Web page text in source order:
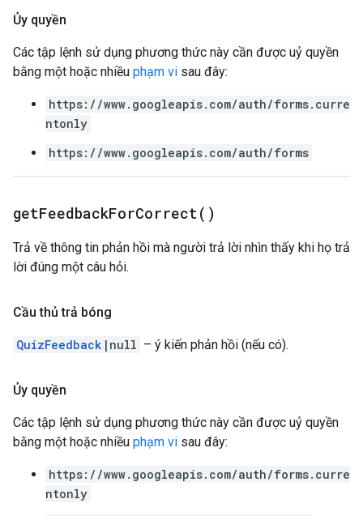
Ủy quyền
Các tập lệnh sử dụng phương thức này cần được uỷ quyền
bằng một hoặc nhiều phạm vi sau đây:
https://www.googleapis.com/auth/forms.curre
ntonly
https://www.googleapis.com/auth/forms
getFeedbackForCorrect( )
Trả về thông tin phản hồi mà người trả lời nhìn thấy khi họ trả
lời đúng một câu hỏi.
Cầu thủ trả bóng
QuizFeedback |null – ý kiến phản hồi (nếu có).
Ủy quyền
Các tập lệnh sử dụng phương thức này cần được uỷ quyền
bằng một hoặc nhiều phạm vi sau đây:
https://www.googleapis.com/auth/forms.curre
ntonly